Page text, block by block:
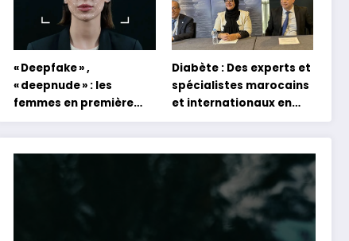
partage des
expériences »
« Deepfake » ,
« deepnude » : les
femmes en première
ligne face aux dangers
de l’intelligence
artificielle
Diabète : Des experts et
spécialistes marocains
et internationaux en
conclave à Tanger